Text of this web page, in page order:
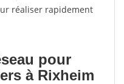
réaliser rapidement
pour
à Rixheim